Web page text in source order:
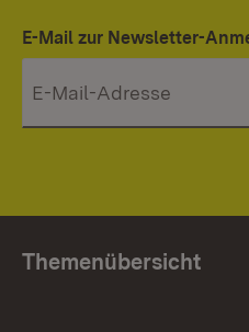
E-Mail zur Newsletter-
Themenübersicht